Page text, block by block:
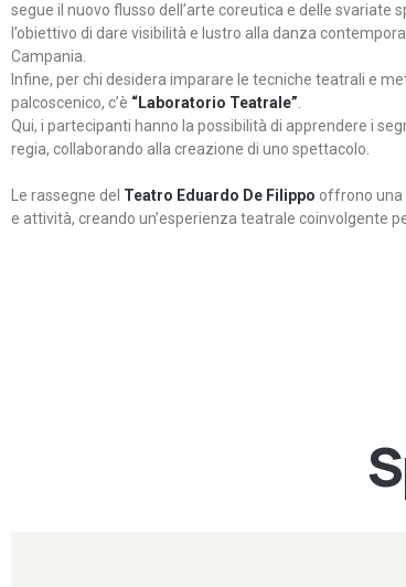
segue il nuovo flusso dell’arte coreutica e delle svariate
l’obiettivo di dare visibilità e lustro alla danza
Campania.
Infine, per chi desidera imparare le tecniche teatrali e
palcoscenico, c’è “Laboratorio Teatrale”
Qui, i partecipanti hanno la possibilità di apprendere i
regia, collaborando alla creazione di uno spettacolo.
Le rassegne del Teatro Eduardo De Filippo offrono una
e attività, creando un’esperienza teatrale coinvolgente